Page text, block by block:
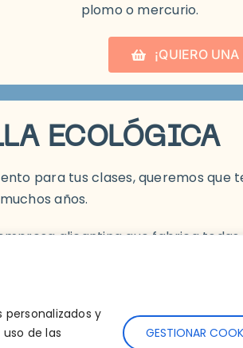
y
de las
GESTIONAR
plomo o mercurio.
¡QUIERO
ECOLÓGICA
para tus clases, queremos que
años.
alicantina que fabrica todas